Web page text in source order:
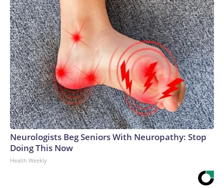
Neurologists Beg Seniors With Neuropathy: Stop
Doing This Now
Health Weekly